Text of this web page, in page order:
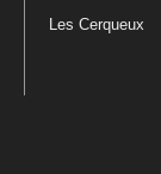
Les Cerqueux